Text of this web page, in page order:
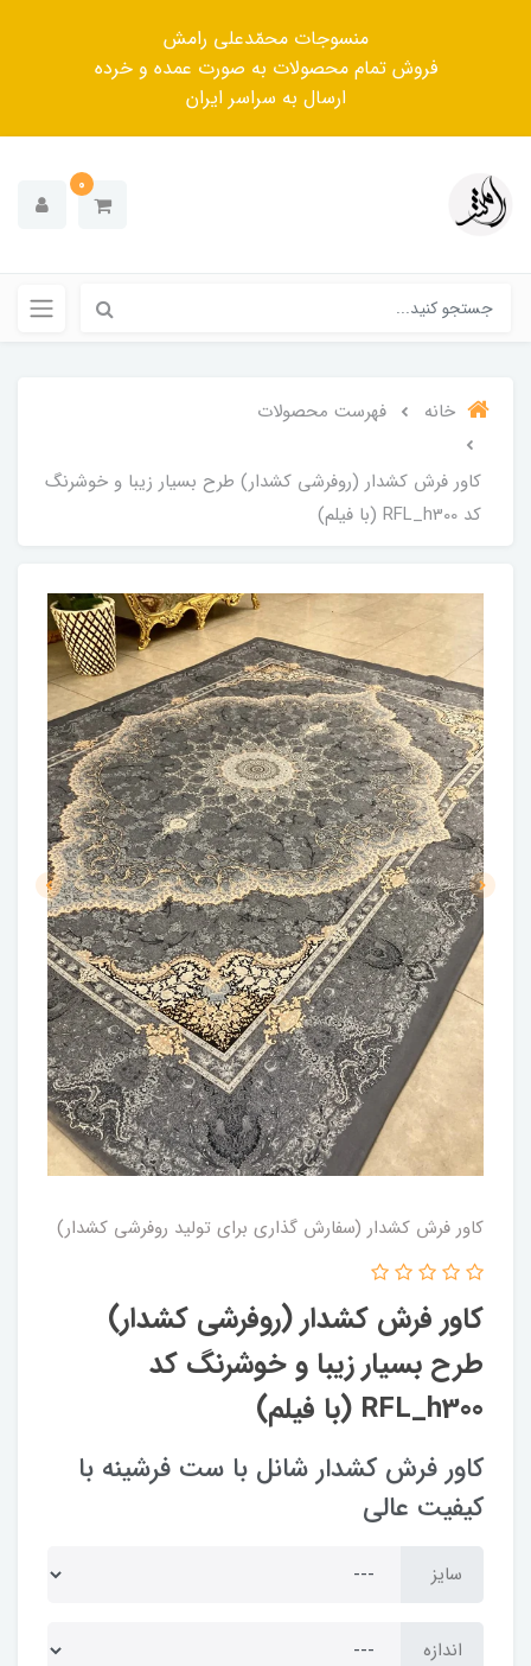
منسوجات محمّدعلی رامش
فروش تمام محصولات به صورت عمده و خرده
ارسال به سراسر ایران
0
خانه فهرست محصولات
کاور فرش کشدار (روفرشی کشدار) طرح بسیار زیبا و خوشرنگ
کد RFL_h300 (با فیلم)
کاور فرش کشدار (سفارش گذاری برای تولید روفرشی کشدار)
کاور فرش کشدار (روفرشی کشدار)
طرح بسیار زیبا و خوشرنگ کد
RFL_h300 (با فیلم)
کاور فرش کشدار شانل با ست فرشینه با
کیفیت عالی
سایز
اندازه